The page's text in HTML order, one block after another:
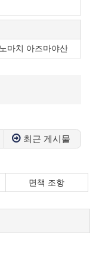
마치 아즈마야산
최근 게시물
면책 조항